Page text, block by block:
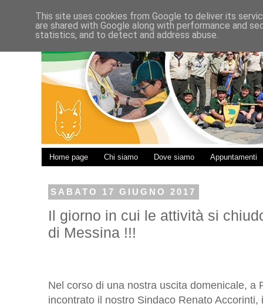
Home page Chi siamo Dove siamo Appuntamenti
SABATO 17 GIUGNO 2017
Il giorno in cui le attività si
di Messina !!!
Nel corso di una nostra uscita domenicale, a
incontrato il nostro Sindaco Renato Accorinti,
This site uses cookies from Google to deliver its
are shared with Google along with performance and
statistics, and to detect and address abuse.